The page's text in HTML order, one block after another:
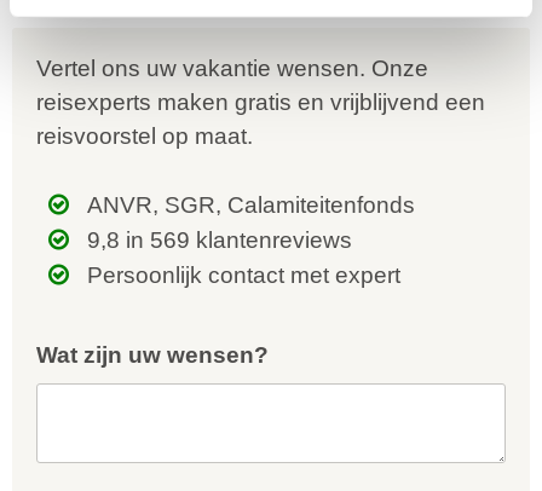
Vertel ons uw vakantie wensen. Onze
reisexperts maken gratis en vrijblijvend een
reisvoorstel op maat.
ANVR, SGR, Calamiteitenfonds
9,8 in 569 klantenreviews
Persoonlijk contact met expert
Wat zijn uw wensen?